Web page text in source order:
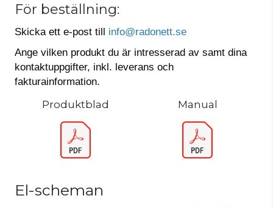
För beställning:
Skicka ett e-post till info@radonett.se
Ange vilken produkt du är intresserad av samt dina
kontaktuppgifter, inkl. leverans och
fakturainformation.
Produktblad Manual
El-scheman